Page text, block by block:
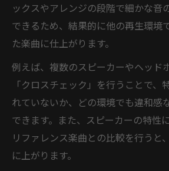
ックスやアレンジの段階で細かな音
できるため、結果的に他の再生環境
た楽曲に仕上がります。
例えば、複数のスピーカーやヘッド
「クロスチェック」を行うことで、
れていないか、どの環境でも違和感
できます。また、スピーカーの特性
リファレンス楽曲との比較を行うと
に上がります。